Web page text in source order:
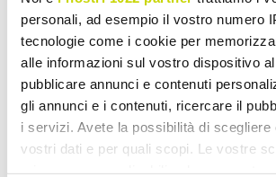
personali, ad esempio il vostro numero
tecnologie come i cookie per
alle informazioni sul vostro dispositivo
pubblicare annunci e contenuti
gli annunci e i contenuti, ricercare il
i servizi. Avete la possibilità di scegliere
vostri dati e per quali scopi. Le vostre